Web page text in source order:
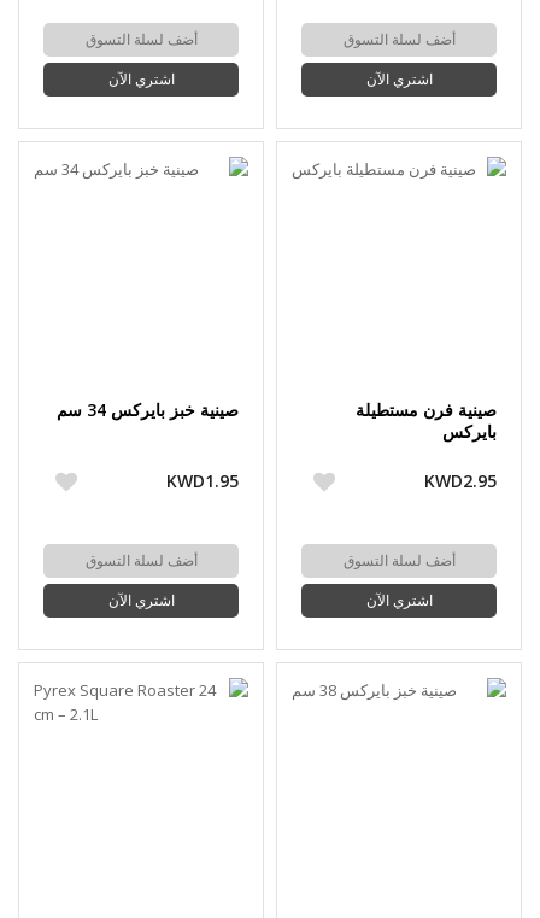
أضف لسلة التسوق
اشتري الآن
أضف لسلة التسوق
اشتري الآن
صينية فرن مستطيلة
بايركس
KWD2.95
أضف لسلة التسوق
اشتري الآن
صينية خبز بايركس 34 سم
KWD1.95
أضف لسلة التسوق
اشتري الآن